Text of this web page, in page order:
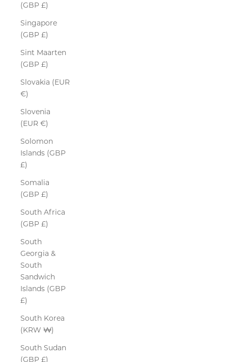
(GBP £)
Singapore
(GBP £)
Sint Maarten
(GBP £)
Slovakia (EUR
€)
Slovenia
(EUR €)
Solomon
Islands (GBP
£)
Somalia
(GBP £)
South Africa
(GBP £)
South
Georgia &
South
Sandwich
Islands (GBP
£)
South Korea
(KRW ₩)
South Sudan
(GBP £)